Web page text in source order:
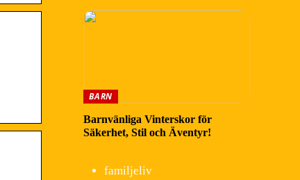
BARN
Barnvänliga Vinterskor för
Säkerhet, Stil och Äventyr!
familjeliv